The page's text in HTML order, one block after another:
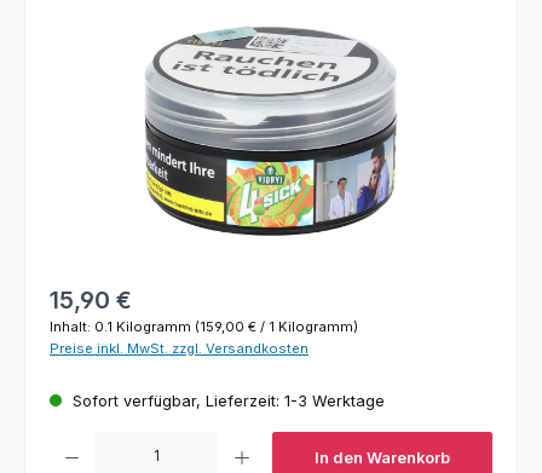
Regulärer Preis:
15,90 €
Inhalt: 0.1 Kilogramm (159,00 € / 1 Kilogramm)
Preise inkl. MwSt. zzgl. Versandkosten
Sofort verfügbar, Lieferzeit: 1-3 Werktage
In den Warenkorb